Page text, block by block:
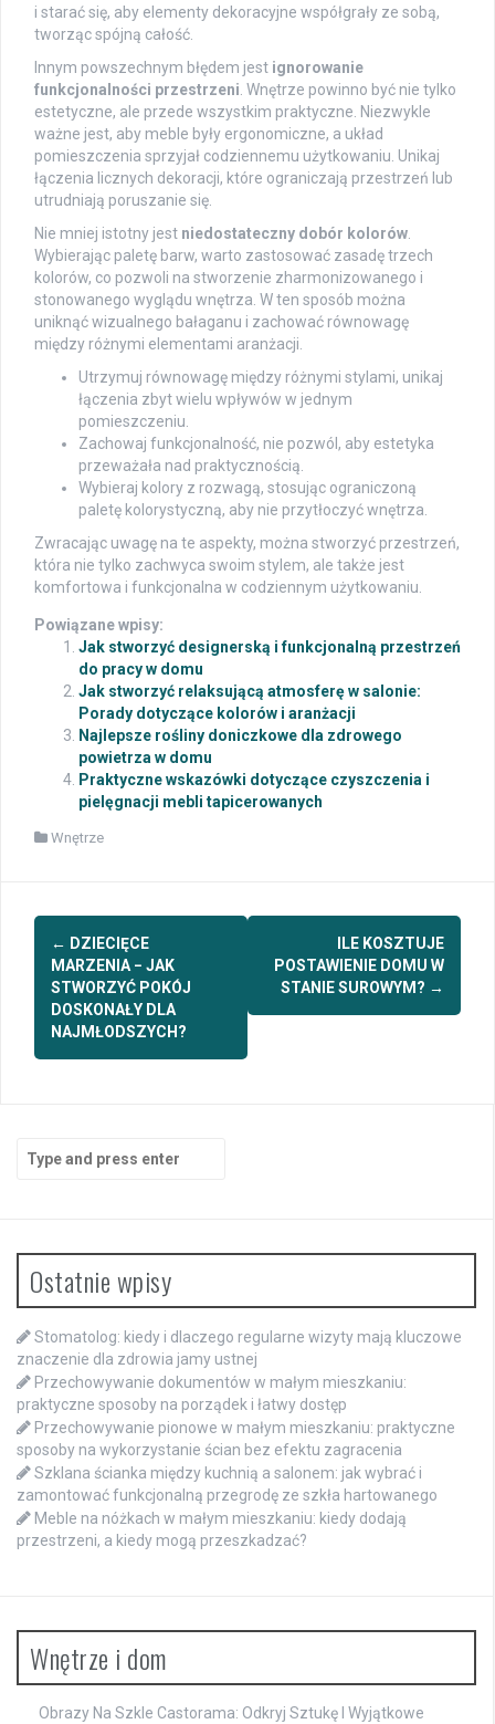
i starać się, aby elementy dekoracyjne współgrały ze sobą,
tworząc spójną całość.
Innym powszechnym błędem jest ignorowanie
funkcjonalności przestrzeni . Wnętrze powinno być nie tylko
estetyczne, ale przede wszystkim praktyczne. Niezwykle
ważne jest, aby meble były ergonomiczne, a układ
pomieszczenia sprzyjał codziennemu użytkowaniu. Unikaj
łączenia licznych dekoracji, które ograniczają przestrzeń lub
utrudniają poruszanie się.
Nie mniej istotny jest niedostateczny dobór kolorów
Wybierając paletę barw, warto zastosować zasadę trzech
kolorów, co pozwoli na stworzenie zharmonizowanego i
stonowanego wyglądu wnętrza. W ten sposób można
uniknąć wizualnego bałaganu i zachować równowagę
między różnymi elementami aranżacji.
Utrzymuj równowagę między różnymi stylami, unikaj
łączenia zbyt wielu wpływów w jednym
pomieszczeniu.
Zachowaj funkcjonalność, nie pozwól, aby estetyka
przeważała nad praktycznością.
Wybieraj kolory z rozwagą, stosując ograniczoną
paletę kolorystyczną, aby nie przytłoczyć wnętrza.
Zwracając uwagę na te aspekty, można stworzyć przestrzeń,
która nie tylko zachwyca swoim stylem, ale także jest
komfortowa i funkcjonalna w codziennym użytkowaniu.
Powiązane wpisy:
Jak stworzyć designerską i funkcjonalną przestrzeń
do pracy w domu
Jak stworzyć relaksującą atmosferę w salonie:
Porady dotyczące kolorów i aranżacji
Najlepsze rośliny doniczkowe dla zdrowego
powietrza w domu
Praktyczne wskazówki dotyczące czyszczenia i
pielęgnacji mebli tapicerowanych
Wnętrze
Post
navigation
← DZIECIĘCE
MARZENIA − JAK
STWORZYĆ POKÓJ
DOSKONAŁY DLA
NAJMŁODSZYCH?
ILE KOSZTUJE
POSTAWIENIE DOMU W
STANIE SUROWYM? →
for:
Ostatnie wpisy
Stomatolog: kiedy i dlaczego regularne wizyty mają kluczowe
znaczenie dla zdrowia jamy ustnej
Przechowywanie dokumentów w małym mieszkaniu:
praktyczne sposoby na porządek i łatwy dostęp
Przechowywanie pionowe w małym mieszkaniu: praktyczne
sposoby na wykorzystanie ścian bez efektu zagracenia
Szklana ścianka między kuchnią a salonem: jak wybrać i
zamontować funkcjonalną przegrodę ze szkła hartowanego
Meble na nóżkach w małym mieszkaniu: kiedy dodają
przestrzeni, a kiedy mogą przeszkadzać?
Wnętrze i dom
Obrazy Na Szkle Castorama: Odkryj Sztukę I Wyjątkowe